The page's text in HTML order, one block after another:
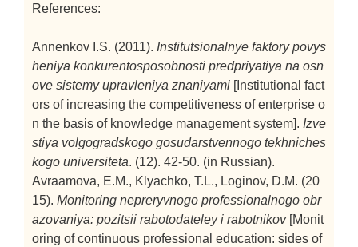
References:
Annenkov I.S. (2011). Institutsionalnye faktory povys
heniya konkurentosposobnosti predpriyatiya na osn
ove sistemy upravleniya znaniyami [Institutional fact
ors of increasing the competitiveness of enterprise o
n the basis of knowledge management system]. Izve
stiya volgogradskogo gosudarstvennogo tekhniches
kogo universiteta. (12). 42-50. (in Russian).
Avraamova, E.M., Klyachko, T.L., Loginov, D.M. (20
15). Monitoring nepreryvnogo professionalnogo obr
azovaniya: pozitsii rabotodateley i rabotnikov[Monit
oring of continuous professional education: sides of